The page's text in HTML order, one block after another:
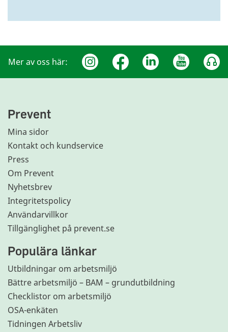
Mer av oss här:
Prevent
Mina sidor
Kontakt och kundservice
Press
Om Prevent
Nyhetsbrev
Integritetspolicy
Användarvillkor
Tillgänglighet på prevent.se
Populära länkar
Utbildningar om arbetsmiljö
Bättre arbetsmiljö – BAM – grundutbildning
Checklistor om arbetsmiljö
OSA-enkäten
Tidningen Arbetsliv